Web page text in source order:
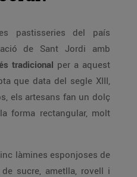
pastisseries del país
de Sant Jordi amb
tradicional per a aquest
que data del segle XIII,
els artesans fan un dolç
forma rectangular, molt
làmines esponjoses de
sucre, ametlla, rovell i